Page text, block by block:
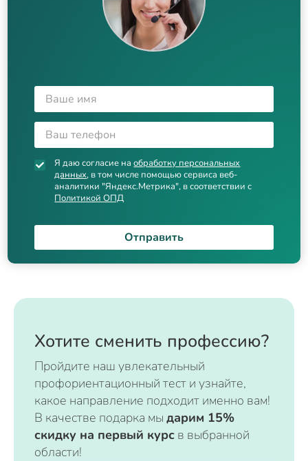
Я даю согласие наобработку персональных
данных, в том числе помощью сервиса веб-
аналитики "Яндекс.Метрика", в соответствии с
Политикой ОПД
Отправить
Хотите сменить профессию?
Пройдите наш увлекательный
профориентационный тест и узнайте,
какое направление подходит именно вам!
В качестве подарка мы дарим 15%
скидку на первый курс в выбранной
области!